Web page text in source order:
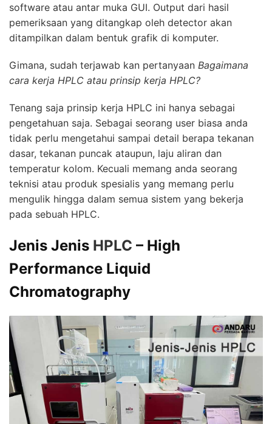
software atau antar muka GUI. Output dari hasil
pemeriksaan yang ditangkap oleh detector akan
ditampilkan dalam bentuk grafik di komputer.
Gimana, sudah terjawab kan pertanyaan Bagaimana
cara kerja HPLC atau prinsip kerja HPLC?
Tenang saja prinsip kerja HPLC ini hanya sebagai
pengetahuan saja. Sebagai seorang user biasa anda
tidak perlu mengetahui sampai detail berapa tekanan
dasar, tekanan puncak ataupun, laju aliran dan
temperatur kolom. Kecuali memang anda seorang
teknisi atau produk spesialis yang memang perlu
mengulik hingga dalam semua sistem yang bekerja
pada sebuah HPLC.
Jenis Jenis HPLC – High
Performance Liquid
Chromatography